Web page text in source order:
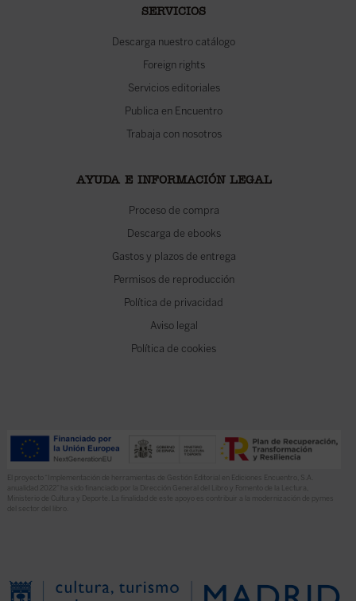
SERVICIOS
Descarga nuestro catálogo
Foreign rights
Servicios editoriales
Publica en Encuentro
Trabaja con nosotros
AYUDA E INFORMACIÓN LEGAL
Proceso de compra
Descarga de ebooks
Gastos y plazos de entrega
Permisos de reproducción
Política de privacidad
Aviso legal
Política de cookies
El proyecto “Implementación de herramientas de Gestión Editorial en Ediciones Encuentro, S.A.
anualidad 2022” ha sido financiado por la Dirección General del Libro y Fomento de la Lectura,
Ministerio de Cultura y Deporte. La finalidad de este apoyo es contribuir a la modernización de pymes
del sector del libro.